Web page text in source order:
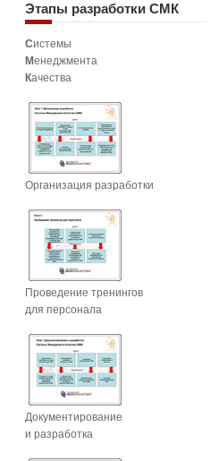
Этапы разработки СМК
Системы
Менеджмента
Качества
Организация разработки
Проведение тренингов
для персонала
Документирование
и разработка